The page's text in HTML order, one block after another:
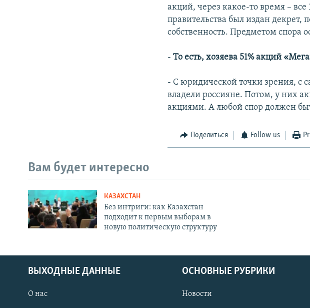
акций, через какое-то время –
правительства был издан декрет,
собственность. Предметом спора
- То есть, хозяева 51% акций
- С юридической точки зрения, с
владели россияне. Потом, у них
акциями. А любой спор должен
Поделиться Follow us
Вам будет интересно
КАЗАХСТАН
Без интриги: как Казахстан
подходит к первым выборам в
новую политическую структуру
ВЫХОДНЫЕ ДАННЫЕ
О нас
ОСНОВНЫЕ РУБРИКИ
Новости